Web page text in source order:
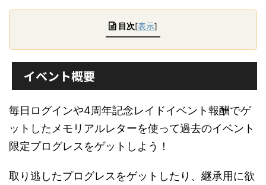
目次[表示]
イベント概要
毎日ログインや4周年記念レイドイベント報酬でゲ
ットしたメモリアルレターを使って過去のイベント
限定プログレスをゲットしよう！
取り逃したプログレスをゲットしたり、継承用に欲